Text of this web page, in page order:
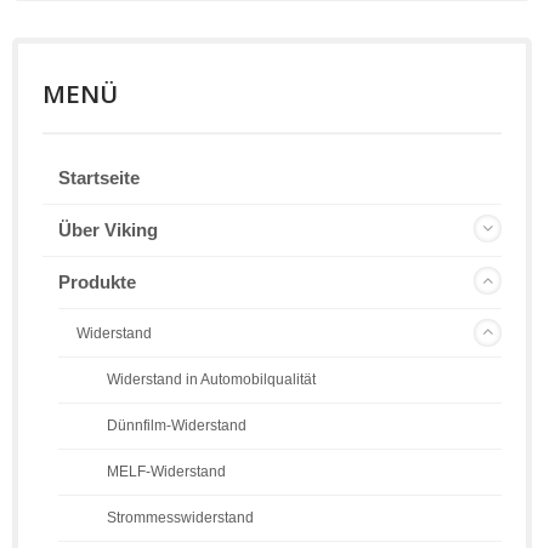
MENÜ
Startseite
Über Viking
Produkte
Widerstand
Widerstand in Automobilqualität
Dünnfilm-Widerstand
MELF-Widerstand
Strommesswiderstand